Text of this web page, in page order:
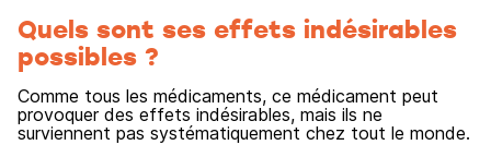
Quels sont ses effets indésirables
possibles ?
Comme tous les médicaments, ce médicament peut
provoquer des effets indésirables, mais ils ne
surviennent pas systématiquement chez tout le monde.